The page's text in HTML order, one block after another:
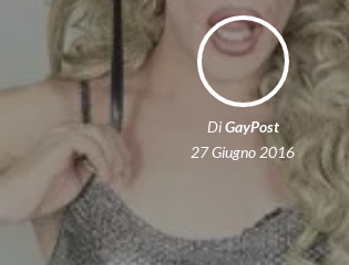
DiGayPost
27 Giugno 2016